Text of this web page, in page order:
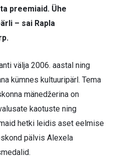
preemiaid. Ühe
– sai Rapla
välja 2006. aastal ning
kümnes kultuuripärl. Tema
mänedžerina on
kaotuste ning
hetki leidis aset eelmise
pälvis Alexela